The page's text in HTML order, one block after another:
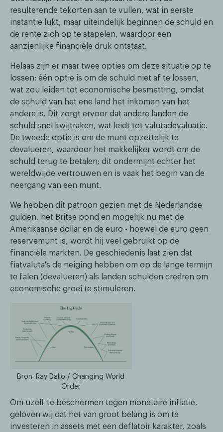
resulterende tekorten aan te vullen, wat in eerste
instantie lukt, maar uiteindelijk beginnen de schuld en
de rente zich op te stapelen, waardoor een
aanzienlijke financiële druk ontstaat.
Helaas zijn er maar twee opties om deze situatie op te
lossen: één optie is om de schuld niet af te lossen,
wat zou leiden tot economische besmetting, omdat
de schuld van het ene land het inkomen van het
andere is. Dit zorgt ervoor dat andere landen de
schuld snel kwijtraken, wat leidt tot valutadevaluatie.
De tweede optie is om de munt opzettelijk te
devalueren, waardoor het makkelijker wordt om de
schuld terug te betalen; dit ondermijnt echter het
wereldwijde vertrouwen en is vaak het begin van de
neergang van een munt.
We hebben dit patroon gezien met de Nederlandse
gulden, het Britse pond en mogelijk nu met de
Amerikaanse dollar en de euro - hoewel de euro geen
reservemunt is, wordt hij veel gebruikt op de
financiële markten. De geschiedenis laat zien dat
fiatvaluta's de neiging hebben om op de lange termijn
te falen (devalueren) als landen schulden creëren om
economische groei te stimuleren.
Bron: Ray Dalio / Changing World
Order
Om uzelf te beschermen tegen monetaire inflatie,
geloven wij dat het van groot belang is om te
investeren in assets met een deflatoir karakter, zoals